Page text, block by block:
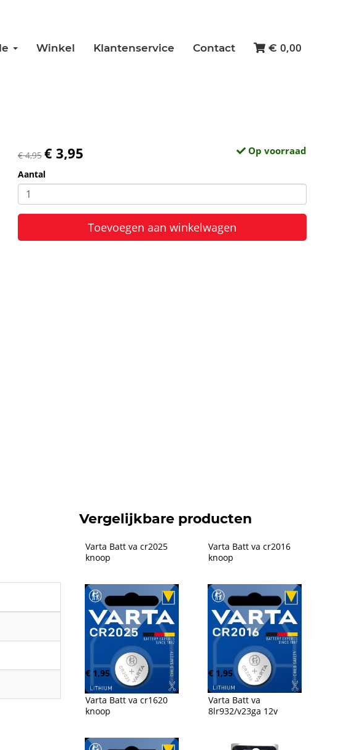
Winkel Klantenservice Contact € 0,00
€ 4,95 € 3,95 Op voorraad
Aantal
Toevoegen aan winkelwagen
Vergelijkbare producten
Varta Batt va cr2025
knoop
€ 1,95
Varta Batt va cr2016
knoop
€ 1,95
Varta Batt va cr1620
knoop
Varta Batt va
8lr932/v23ga 12v